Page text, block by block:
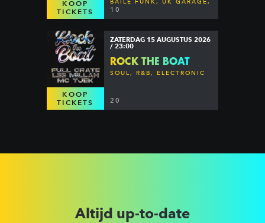
KOOP
TICKETS
BAILE FUNK, UK GARAGE,
DANCEHALL & MORE
10
KOOP
TICKETS
ZATERDAG 15 AUGUSTUS 2026
/ 23:00
ROCK THE BOAT
SOUL, R&B, ELECTRONIC
20
Altijd up-to-date